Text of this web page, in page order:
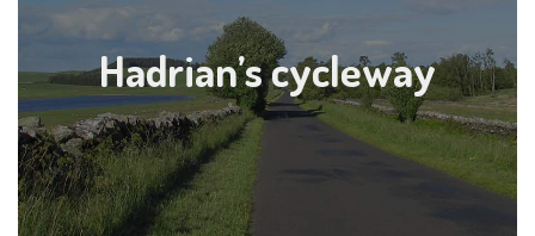
Hadrian’s cycleway